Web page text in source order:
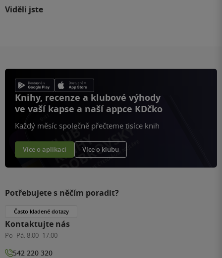
Viděli jste
Knihy, recenze a klubové výhody
ve vaší kapse a naší appce KDčko
Každý měsíc společně přečteme tisíce knih
Více o aplikaci Více o klubu
Potřebujete s něčím poradit?
Často kladené dotazy
Kontaktujte nás
Po–Pá: 8:00–17:00
542 220 320